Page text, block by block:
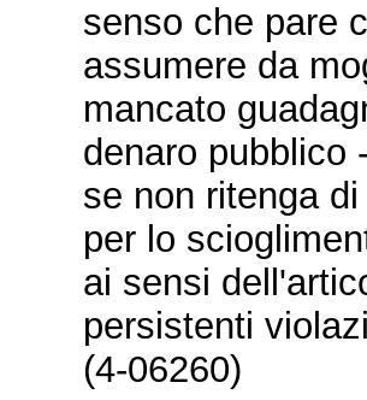
senso che pare
assumere da
mancato
denaro pubblico
se non ritenga
per lo
ai sensi
persistenti
(4-06260)